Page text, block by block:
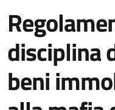
disciplina
beni